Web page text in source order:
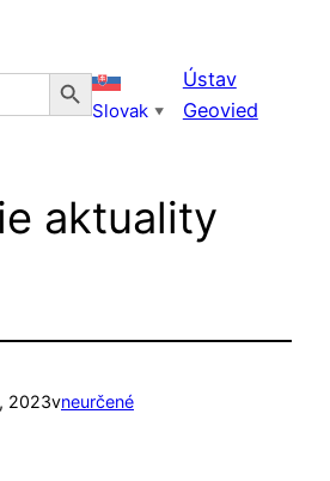
Search Button
Slovak ▼
Ústav
Geovied
aktuality
2023vneurčené